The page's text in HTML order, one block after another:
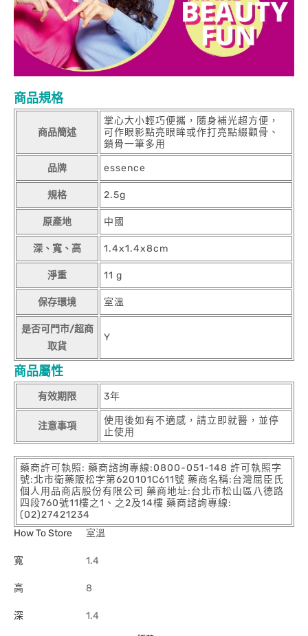
商品規格
商品簡述
掌心大小輕巧便攜，隨身補光超方便，
可作眼影點亮眼眸或作打亮點綴顴骨、
鎖骨一筆多用
品牌 essence
規格 2.5g
原產地 中國
深、寬、高 1.4x1.4x8cm
淨重 11 g
保存環境 室溫
是否可門市/超商
取貨
Y
商品屬性
有效期限 3年
注意事項
使用後如有不適感，請立即就醫，並停
止使用
藥商許可執照: 藥商諮詢專線:0800-051-148 許可執照字
號:北市衛藥販松字第620101C611號 藥商名稱:台灣屈臣氏
個人用品商店股份有限公司 藥商地址:台北市松山區八德路
四段760號11樓之1、之2及14樓 藥商諮詢專線:
(02)27421234
How To Store
室溫
寬 1.4
高 8
深 1.4